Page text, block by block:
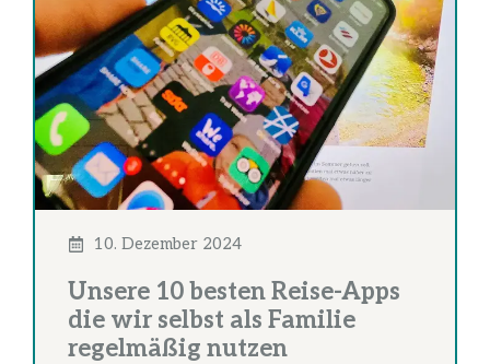
10. Dezember 2024
Unsere 10 besten Reise-Apps
die wir selbst als Familie
regelmäßig nutzen